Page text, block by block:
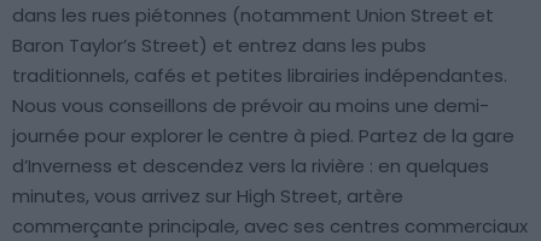
dans les rues piétonnes (notamment Union Street et
Baron Taylor’s Street) et entrez dans les pubs
traditionnels, cafés et petites librairies indépendantes.
Nous vous conseillons de prévoir au moins une demi-
journée pour explorer le centre à pied. Partez de la gare
d’Inverness et descendez vers la rivière : en quelques
minutes, vous arrivez sur High Street, artère
commerçante principale, avec ses centres commerciaux